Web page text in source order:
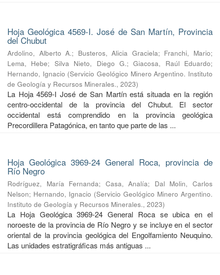
Hoja Geológica 4569-I. José de San Martín, Provincia
del Chubut
Ardolino, Alberto A.; Busteros, Alicia Graciela; Franchi, Mario;
Lema, Hebe; Silva Nieto, Diego G.;Giacosa, Raúl Eduardo;
Hernando, Ignacio (Servicio Geológico Minero Argentino. Instituto
de Geología y Recursos Minerales., 2023)
La Hoja 4569-I José de San Martín está situada en la región
centro-occidental de la provincia del Chubut. El sector
occidental está comprendido en la provincia geológica
Precordillera Patagónica, en tanto que parte de las ...
Hoja Geológica 3969-24 General Roca, provincia de
Río Negro
Rodríguez, María Fernanda; Casa, Analía; Dal Molin, Carlos
Nelson; Hernando, Ignacio (Servicio Geológico Minero Argentino.
Instituto de Geología y Recursos Minerales., 2023)
La Hoja Geológica 3969-24 General Roca se ubica en el
noroeste de la provincia de Río Negro y se incluye en el sector
oriental de la provincia geológica del Engolfamiento Neuquino.
Las unidades estratigráficas más antiguas ...